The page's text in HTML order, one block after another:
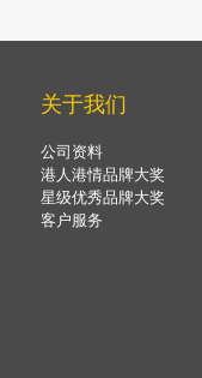
关于我们
公司资料
港人港情品牌大奖
星级优秀品牌大奖
客户服务